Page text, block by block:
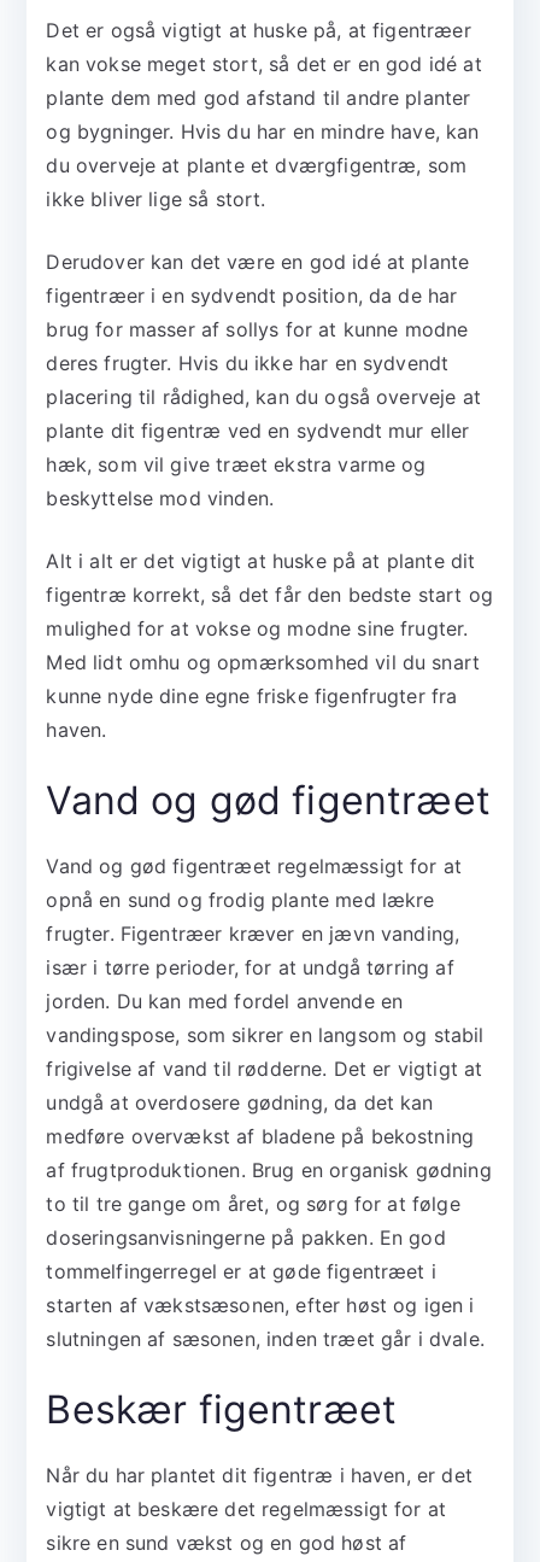
Det er også vigtigt at huske på, at figentræer
kan vokse meget stort, så det er en god idé at
plante dem med god afstand til andre planter
og bygninger. Hvis du har en mindre have, kan
du overveje at plante et dværgfigentræ, som
ikke bliver lige så stort.
Derudover kan det være en god idé at plante
figentræer i en sydvendt position, da de har
brug for masser af sollys for at kunne modne
deres frugter. Hvis du ikke har en sydvendt
placering til rådighed, kan du også overveje at
plante dit figentræ ved en sydvendt mur eller
hæk, som vil give træet ekstra varme og
beskyttelse mod vinden.
Alt i alt er det vigtigt at huske på at plante dit
figentræ korrekt, så det får den bedste start og
mulighed for at vokse og modne sine frugter.
Med lidt omhu og opmærksomhed vil du snart
kunne nyde dine egne friske figenfrugter fra
haven.
Vand og gød figentræet
Vand og gød figentræet regelmæssigt for at
opnå en sund og frodig plante med lækre
frugter. Figentræer kræver en jævn vanding,
især i tørre perioder, for at undgå tørring af
jorden. Du kan med fordel anvende en
vandingspose, som sikrer en langsom og stabil
frigivelse af vand til rødderne. Det er vigtigt at
undgå at overdosere gødning, da det kan
medføre overvækst af bladene på bekostning
af frugtproduktionen. Brug en organisk gødning
to til tre gange om året, og sørg for at følge
doseringsanvisningerne på pakken. En god
tommelfingerregel er at gøde figentræet i
starten af vækstsæsonen, efter høst og igen i
slutningen af sæsonen, inden træet går i dvale.
Beskær figentræet
Når du har plantet dit figentræ i haven, er det
vigtigt at beskære det regelmæssigt for at
sikre en sund vækst og en god høst af